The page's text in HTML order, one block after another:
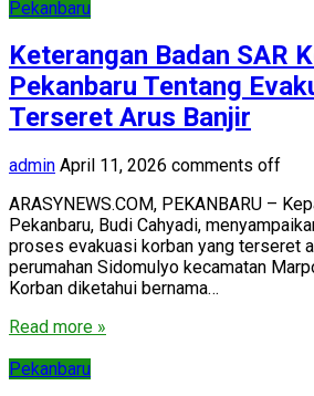
Pekanbaru
Keterangan Badan SAR
Pekanbaru Tentang
Terseret Arus Banjir
admin April 11, 2026 comments off
ARASYNEWS.COM, PEKANBARU –
Pekanbaru, Budi Cahyadi,
proses evakuasi korban yang terseret
perumahan Sidomulyo kecamatan
Korban diketahui bernama…
Read more »
Pekanbaru